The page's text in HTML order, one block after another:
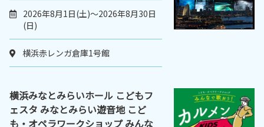
2026年8月1日(土)～2026年8月30日
(日)
横浜赤レンガ倉庫1号館
横浜みなとみらいホール こどもフ
ェスタ みなとみらい遊音地 こど
も・オペラワークショップ みんな